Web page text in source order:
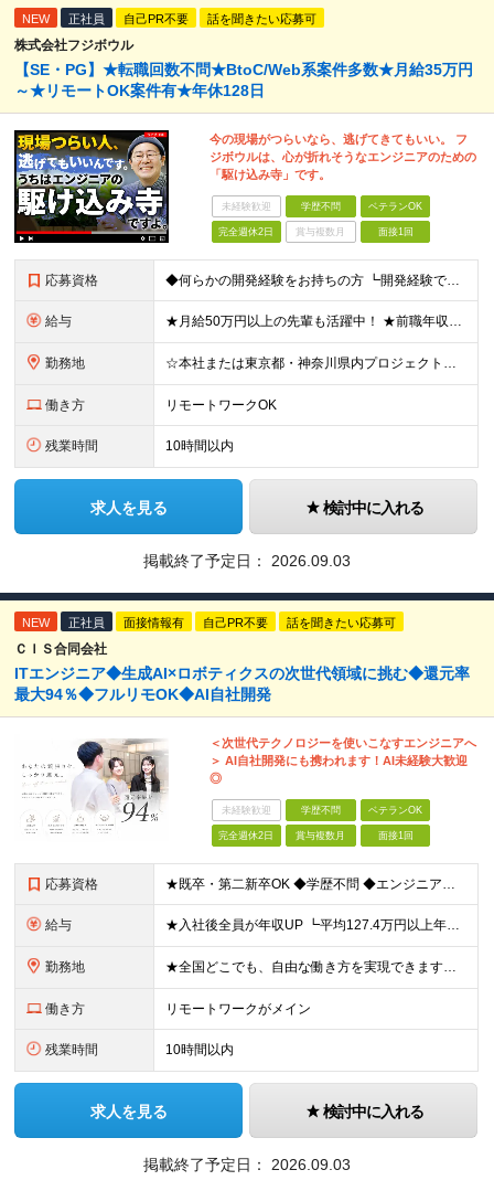
NEW 正社員 自己PR不要 話を聞きたい応募可
株式会社フジボウル
【SE・PG】★転職回数不問★BtoC/Web系案件多数★月給35万円
～★リモートOK案件有★年休128日
今の現場がつらいなら、逃げてきてもいい。 フ
ジボウルは、心が折れそうなエンジニアのための
「駆け込み寺」です。
未経験歓迎 学歴不問 ベテランOK
完全週休2日 賞与複数月 面接1回
応募資格 ◆何らかの開発経験をお持ちの方 ┗開発経験ではなく、運用・保守経験があるという方も、お気軽にご応募ください！ ┗ブランク・転職回数は不問です！ ┗ネガティブな応募理由も歓迎です！ ※学歴不問 ☆活か
給与 ★月給50万円以上の先輩も活躍中！ ★前職年収から80万円以上UP保証 月給35万円～ ※月給には固定残業代を含む(月20時間分/2万6000円～/超過分別途支給） ※残業がなくても上記支給(基本残
勤務地 ☆本社または東京都・神奈川県内プロジェクト先での勤務となります ☆リモートワークOKの案件も多数あります(応相談) ☆転居を伴う転勤はありません ☆九州地方、北陸地方、北海道からの転職者も多数在籍！/
働き方 リモートワークOK
残業時間 10時間以内
求人を見る 検討中に入れる
掲載終了予定日： 2026.09.03
NEW 正社員 面接情報有 自己PR不要 話を聞きたい応募可
ＣＩＳ合同会社
ITエンジニア◆生成AI×ロボティクスの次世代領域に挑む◆還元率
最大94％◆フルリモOK◆AI自社開発
＜次世代テクノロジーを使いこなすエンジニアへ
＞ AI自社開発にも携われます！AI未経験大歓迎
◎
未経験歓迎 学歴不問 ベテランOK
完全週休2日 賞与複数月 面接1回
応募資格 ★既卒・第二新卒OK ◆学歴不問 ◆エンジニアとしての何かしらの実務経験が1年以上ある方 ※AI未経験者大歓迎 ★意欲重視の採用です！ 「経歴に自信がない」という方も、"今後挑戦したいこと""スキル
給与 ★入社後全員が年収UP ┗平均127.4万円以上年収UP！ ┗最大390万円UPの実績もあり 月給35万円～100万円＋決算賞与＋各種手当 【 給与イメージ 】 ■経験1年以上…月給35万円～＋決
勤務地 ★全国どこでも、自由な働き方を実現できます！ 全国のプロジェクト先やフルリモート環境での勤務も可能です。 ＼自由度の高い働き方、叶えます／ □フルリモートで働きたい □ハイブリットに働きたい □家庭
働き方 リモートワークがメイン
残業時間 10時間以内
求人を見る 検討中に入れる
掲載終了予定日： 2026.09.03